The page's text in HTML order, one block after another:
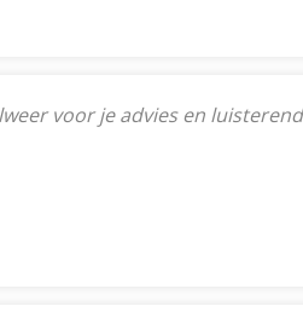
voor je advies en